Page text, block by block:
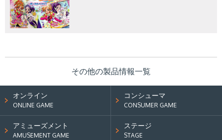
その他の製品情報一覧
オンライン
ONLINE GAME
コンシューマ
CONSUMER GAME
アミューズメント
AMUSEMENT GAME
ステージ
STAGE